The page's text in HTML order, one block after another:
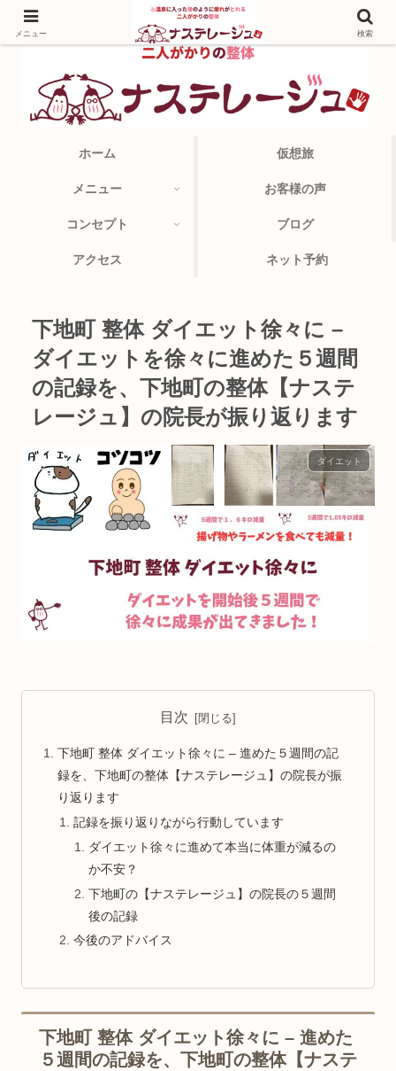
ホーム 仮想旅
メニュー お客様の声
コンセプト ブログ
アクセス ネット予約
下地町 整体 ダイエット徐々に –
ダイエットを徐々に進めた５週間
の記録を、下地町の整体【ナステ
レージュ】の院長が振り返ります
ダイエット
目次
下地町 整体 ダイエット徐々に – 進めた５週間の記
録を、下地町の整体【ナステレージュ】の院長が振
り返ります
記録を振り返りながら行動しています
ダイエット徐々に進めて本当に体重が減るの
か不安？
下地町の【ナステレージュ】の院長の５週間
後の記録
今後のアドバイス
下地町 整体 ダイエット徐々に – 進めた
５週間の記録を、下地町の整体【ナステ
メニュー 検索